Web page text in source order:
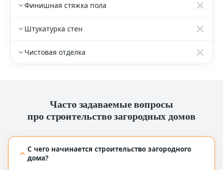
Финишная стяжка пола
Штукатурка стен
Чистовая отделка
Часто задаваемые вопросы
про строительство загородных домов
С чего начинается строительство загородного
дома?